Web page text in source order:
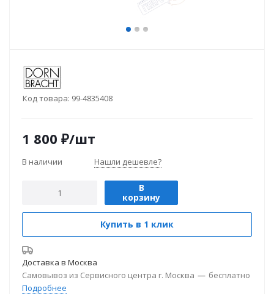
Код товара: 99-4835408
1 800 ₽/шт
В наличии Нашли дешевле?
В
корзину
Купить в 1 клик
Доставка в Москва
Самовывоз из Сервисного центра г. Москва — бесплатно
Подробнее